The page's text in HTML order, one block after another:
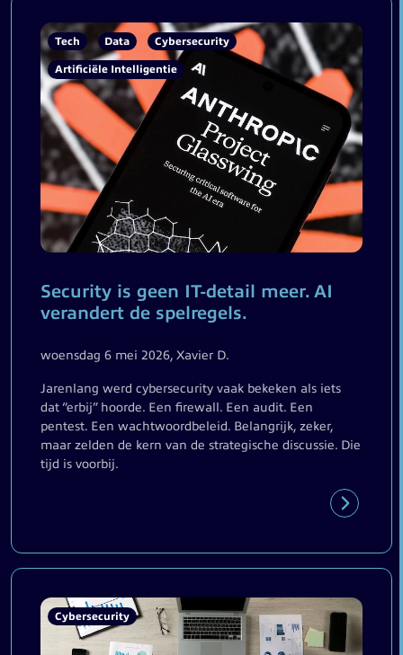
Tech Data Cybersecurity
Artificiële Intelligentie
Security is geen IT-detail meer. AI
verandert de spelregels.
woensdag 6 mei 2026, Xavier D.
Jarenlang werd cybersecurity vaak bekeken als iets
dat “erbij” hoorde. Een firewall. Een audit. Een
pentest. Een wachtwoordbeleid. Belangrijk, zeker,
maar zelden de kern van de strategische discussie. Die
tijd is voorbij.
Cybersecurity